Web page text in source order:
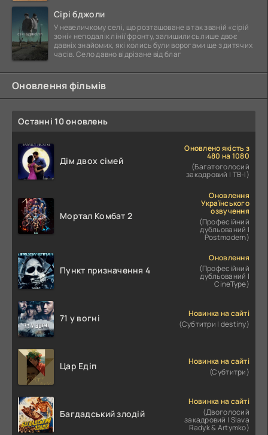
Сірі бджоли
У невеличкому селі, що розташоване в так званій «сірій
зоні» неподалік лінії фронту, залишились лише двоє
давніх знайомих, які колись були ворогами ще з дитячих
часів. Село давно відрізане від благ
Оновлення фільмів
Останні 10 оновлень
Дім двох сімей
Оновлено якість з
480 на 1080
(Багатоголосий
закадровий | ТВ-І)
Мортал Комбат 2
Оновлення
Українського
озвучення
(Професійний
дубльований |
Postmodern)
Пункт призначення 4
Оновлення
(Професійний
дубльований |
CineType)
71 у вогні
Новинка на сайті
(Субтитри | destiny)
Цар Едіп
Новинка на сайті
(Субтитри)
Багдадський злодій
Новинка на сайті
(Двоголосий
закадровий | Slava
Radyk & Artymko)